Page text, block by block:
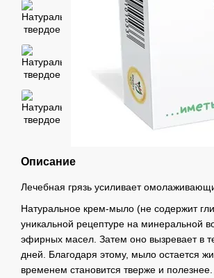
Описание
Лечебная грязь усиливает
Натуральное крем-мыло (не содержит
уникальной рецептуре на минеральной
эфирных масел. Затем оно вызревает в
дней. Благодаря этому, мыло остается
временем становится тверже и